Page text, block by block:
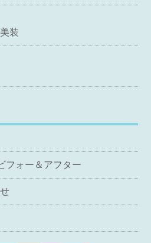
装
フォー＆アフター